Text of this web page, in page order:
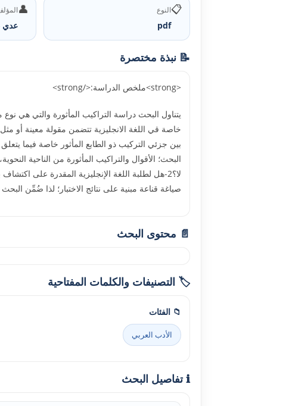
📋النوع
pdf
👤
عدي
📝 نبذة مختصرة
<strong>ملخص الدراسة:</strong>
يتناول البحث دراسة التراكيب المأثورة والتي
خاصة قي اللغة الانجليزية تتضمن مقولة معينة أو
بين جزئي التركيب ذو الطابع المأثور خاصة فيما
لا؟2-هل لطلبة اللغة الإنجليزية المقدرة على
صياغة قناعة مبنية على نتائج الاختبار؛ لذا ضُمِّن
📄 محتوى البحث
🏷️ التصنيفات والكلمات المفتاحية
📁 الفئات
الأدب العربي
ℹ️ تفاصيل البحث